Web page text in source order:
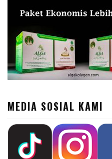
MEDIA SOSIAL KAMI